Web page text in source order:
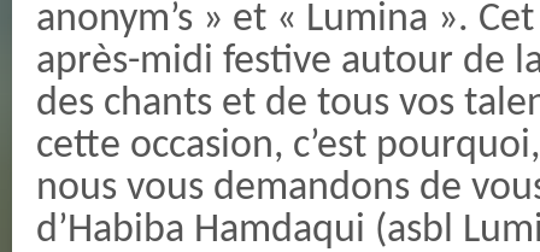
anonym’s » et « Lumina ».
après-midi festive autour de
des chants et de tous vos
cette occasion, c’est
nous vous demandons de
d’Habiba Hamdaqui (asbl